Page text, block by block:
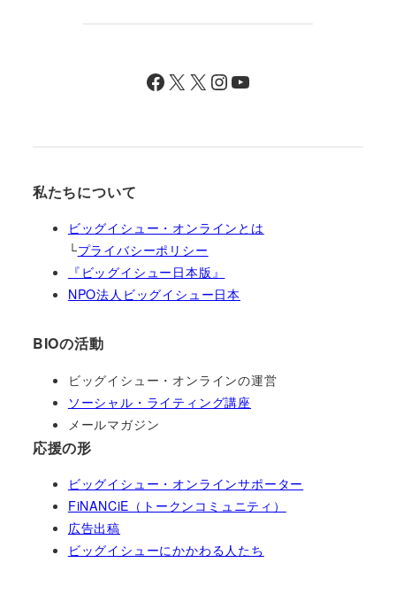
Facebook X X InstagramYouTube
私たちについて
ビッグイシュー・オンラインとは
└プライバシーポリシー
『ビッグイシュー日本版』
NPO法人ビッグイシュー日本
BIOの活動
ビッグイシュー・オンラインの運営
ソーシャル・ライティング講座
メールマガジン
応援の形
ビッグイシュー・オンラインサポーター
FiNANCiE（トークンコミュニティ）
広告出稿
ビッグイシューにかかわる人たち